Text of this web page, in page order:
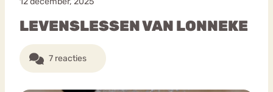
LEVENSLESSEN VAN LONNEKE
7 reacties